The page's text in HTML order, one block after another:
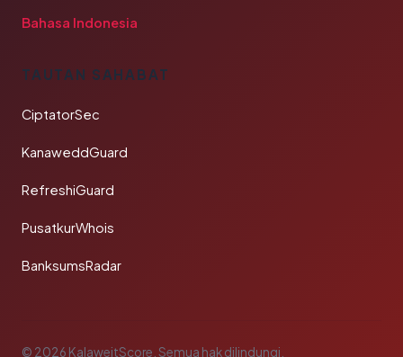
Bahasa Indonesia
TAUTAN SAHABAT
CiptatorSec
KanaweddGuard
RefreshiGuard
PusatkurWhois
BanksumsRadar
© 2026 KalaweitScore. Semua hak dilindungi.